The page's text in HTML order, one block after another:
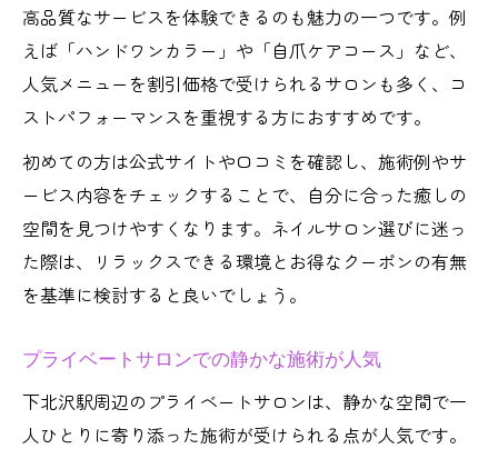
高品質なサービスを体験できるのも魅力の一つです。例
えば「ハンドワンカラー」や「自爪ケアコース」など、
人気メニューを割引価格で受けられるサロンも多く、コ
ストパフォーマンスを重視する方におすすめです。
初めての方は公式サイトや口コミを確認し、施術例やサ
ービス内容をチェックすることで、自分に合った癒しの
空間を見つけやすくなります。ネイルサロン選びに迷っ
た際は、リラックスできる環境とお得なクーポンの有無
を基準に検討すると良いでしょう。
プライベートサロンでの静かな施術が人気
下北沢駅周辺のプライベートサロンは、静かな空間で一
人ひとりに寄り添った施術が受けられる点が人気です。